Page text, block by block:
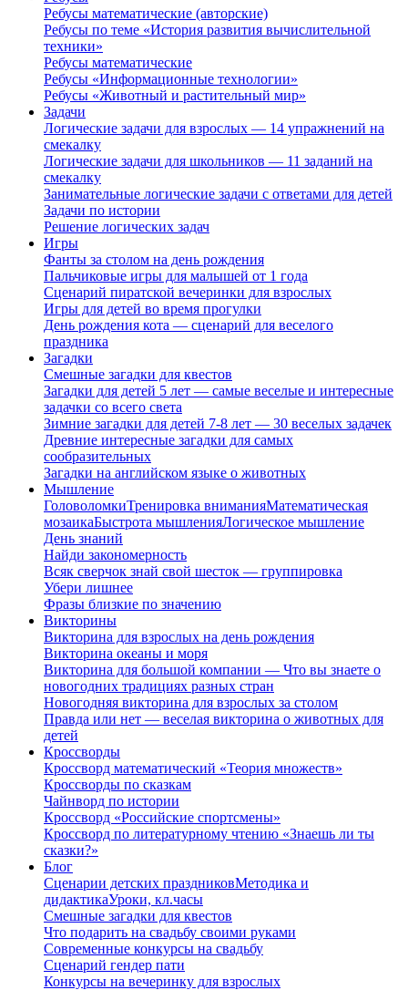
Ребусы математические (авторские)
Ребусы по теме «История развития вычислительной
техники»
Ребусы математические
Ребусы «Информационные технологии»
Ребусы «Животный и растительный мир»
Задачи
Логические задачи для взрослых — 14 упражнений на
смекалку
Логические задачи для школьников — 11 заданий на
смекалку
Занимательные логические задачи с ответами для детей
Задачи по истории
Решение логических задач
Игры
Фанты за столом на день рождения
Пальчиковые игры для малышей от 1 года
Сценарий пиратской вечеринки для взрослых
Игры для детей во время прогулки
День рождения кота — сценарий для веселого
праздника
Загадки
Смешные загадки для квестов
Загадки для детей 5 лет — самые веселые и интересные
задачки со всего света
Зимние загадки для детей 7-8 лет — 30 веселых задачек
Древние интересные загадки для самых
сообразительных
Загадки на английском языке о животных
Мышление
ГоловоломкиТренировка вниманияМатематическая
мозаикаБыстрота мышленияЛогическое мышление
День знаний
Найди закономерность
Всяк сверчок знай свой шесток — группировка
Убери лишнее
Фразы близкие по значению
Викторины
Викторина для взрослых на день рождения
Викторина океаны и моря
Викторина для большой компании — Что вы знаете о
новогодних традициях разных стран
Новогодняя викторина для взрослых за столом
Правда или нет — веселая викторина о животных для
детей
Кроссворды
Кроссворд математический «Теория множеств»
Кроссворды по сказкам
Чайнворд по истории
Кроссворд «Российские спортсмены»
Кроссворд по литературному чтению «Знаешь ли ты
сказки?»
Блог
Сценарии детских праздниковМетодика и
дидактикаУроки, кл.часы
Смешные загадки для квестов
Что подарить на свадьбу своими руками
Современные конкурсы на свадьбу
Сценарий гендер пати
Конкурсы на вечеринку для взрослых